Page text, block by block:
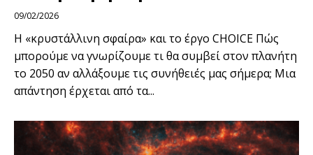
09/02/2026
Η «κρυστάλλινη σφαίρα» και το έργο CHOICE Πώς
μπορούμε να γνωρίζουμε τι θα συμβεί στον πλανήτη
το 2050 αν αλλάξουμε τις συνήθειές μας σήμερα; Μια
απάντηση έρχεται από τα...